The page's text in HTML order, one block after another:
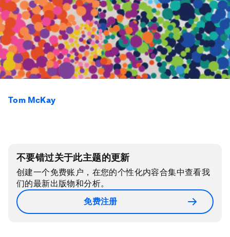
Tom McKay
不要错过关于此主题的更新
创建一个免费账户，在您的个性化内容合集中查看我
们的最新出版物和分析。
免费注册